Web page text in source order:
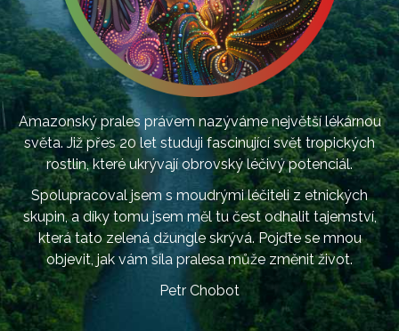
Amazonský prales právem nazýváme největší lékárnou
světa. Již přes 20 let studuji fascinující svět tropických
rostlin, které ukrývají obrovský léčivý potenciál.
Spolupracoval jsem s moudrými léčiteli z etnických
skupin, a díky tomu jsem měl tu čest odhalit tajemství,
která tato zelená džungle skrývá. Pojďte se mnou
objevit, jak vám síla pralesa může změnit život.
Petr Chobot